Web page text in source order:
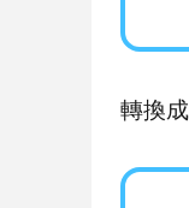
轉換成